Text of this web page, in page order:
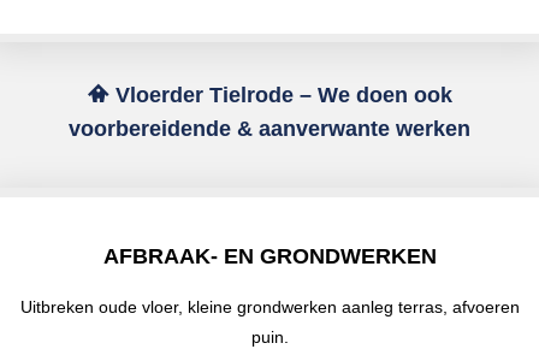
Vloerder Tielrode – We doen ook
voorbereidende & aanverwante werken
AFBRAAK- EN GRONDWERKEN
Uitbreken oude vloer, kleine grondwerken aanleg terras, afvoeren
puin.